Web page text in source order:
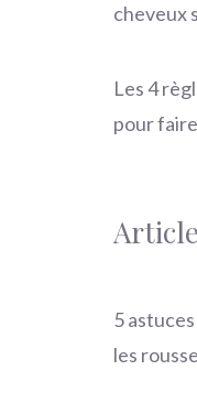
cheveux
Les 4
pour
5
les